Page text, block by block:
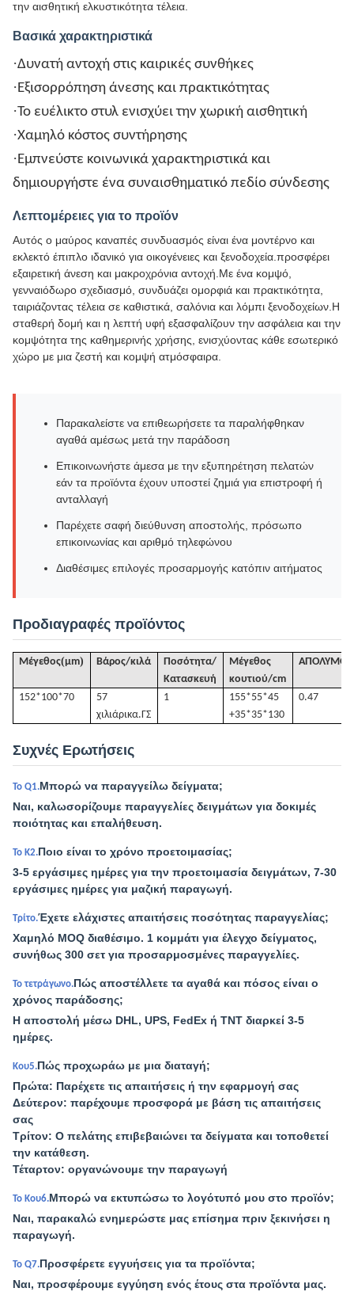
την αισθητική ελκυστικότητα τέλεια.
Βασικά χαρακτηριστικά
·Δυνατή αντοχή στις καιρικές συνθήκες
·Εξισορρόπηση άνεσης και πρακτικότητας
·Το ευέλικτο στυλ ενισχύει την χωρική αισθητική
·Χαμηλό κόστος συντήρησης
·Εμπνεύστε κοινωνικά χαρακτηριστικά και
δημιουργήστε ένα συναισθηματικό πεδίο σύνδεσης
Λεπτομέρειες για το προϊόν
Αυτός ο μαύρος καναπές συνδυασμός είναι ένα μοντέρνο και
εκλεκτό έπιπλο ιδανικό για οικογένειες και ξενοδοχεία.προσφέρει
εξαιρετική άνεση και μακροχρόνια αντοχή.Με ένα κομψό,
γενναιόδωρο σχεδιασμό, συνδυάζει ομορφιά και πρακτικότητα,
ταιριάζοντας τέλεια σε καθιστικά, σαλόνια και λόμπι ξενοδοχείων.Η
σταθερή δομή και η λεπτή υφή εξασφαλίζουν την ασφάλεια και την
κομψότητα της καθημερινής χρήσης, ενισχύοντας κάθε εσωτερικό
χώρο με μια ζεστή και κομψή ατμόσφαιρα.
Παρακαλείστε να επιθεωρήσετε τα παραλήφθηκαν
αγαθά αμέσως μετά την παράδοση
Επικοινωνήστε άμεσα με την εξυπηρέτηση πελατών
εάν τα προϊόντα έχουν υποστεί ζημιά για επιστροφή ή
ανταλλαγή
Παρέχετε σαφή διεύθυνση αποστολής, πρόσωπο
επικοινωνίας και αριθμό τηλεφώνου
Διαθέσιμες επιλογές προσαρμογής κατόπιν αιτήματος
Προδιαγραφές προϊόντος
Μέγεθος(μm) Βάρος/κιλά
Ποσότητα/
Κατασκευή
Μέγεθος
κουτιού/cm
ΑΠΟΛΥΜΟΣ
152*100*70
57
χιλιάρικα.ΓΣ
1
155*55*45
+35*35*130
0.47
Συχνές Ερωτήσεις
Το Q1.Μπορώ να παραγγείλω δείγματα;
Ναι, καλωσορίζουμε παραγγελίες δειγμάτων για δοκιμές
ποιότητας και επαλήθευση.
Το Κ2.Ποιο είναι το χρόνο προετοιμασίας;
3-5 εργάσιμες ημέρες για την προετοιμασία δειγμάτων, 7-30
εργάσιμες ημέρες για μαζική παραγωγή.
Τρίτο.Έχετε ελάχιστες απαιτήσεις ποσότητας παραγγελίας;
Χαμηλό MOQ διαθέσιμο. 1 κομμάτι για έλεγχο δείγματος,
συνήθως 300 σετ για προσαρμοσμένες παραγγελίες.
Το τετράγωνο.Πώς αποστέλλετε τα αγαθά και πόσος είναι ο
χρόνος παράδοσης;
Η αποστολή μέσω DHL, UPS, FedEx ή TNT διαρκεί 3-5
ημέρες.
Κου5.Πώς προχωράω με μια διαταγή;
Πρώτα: Παρέχετε τις απαιτήσεις ή την εφαρμογή σας
Δεύτερον: παρέχουμε προσφορά με βάση τις απαιτήσεις
σας
Τρίτον: Ο πελάτης επιβεβαιώνει τα δείγματα και τοποθετεί
την κατάθεση.
Τέταρτον: οργανώνουμε την παραγωγή
Το Κου6.Μπορώ να εκτυπώσω το λογότυπό μου στο προϊόν;
Ναι, παρακαλώ ενημερώστε μας επίσημα πριν ξεκινήσει η
παραγωγή.
Το Q7.Προσφέρετε εγγυήσεις για τα προϊόντα;
Ναι, προσφέρουμε εγγύηση ενός έτους στα προϊόντα μας.